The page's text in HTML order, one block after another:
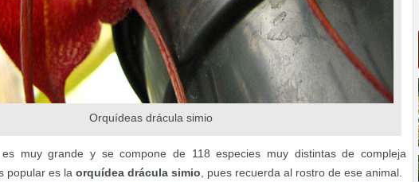
Orquídeas drácula simio
muy grande y se compone de 118 especies muy distintas de compleja
popular es la orquídea drácula simio , pues recuerda al rostro de ese animal.